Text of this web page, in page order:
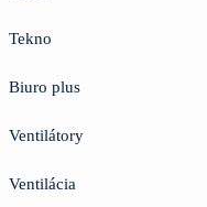
Tekno
Biuro plus
Ventilátory
Ventilácia